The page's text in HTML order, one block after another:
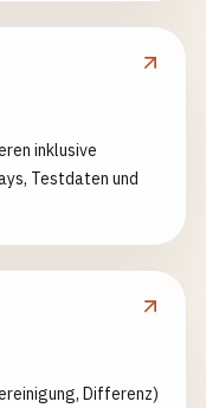
inklusive
Testdaten und
Differenz)